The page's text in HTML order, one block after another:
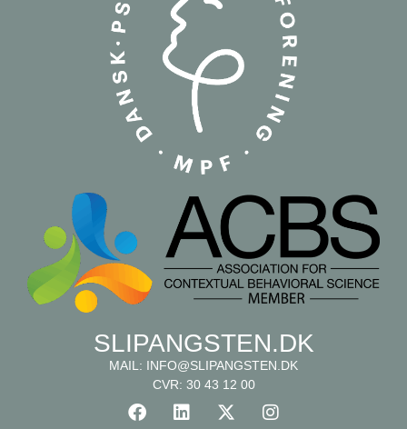
SLIPANGSTEN.DK
MAIL: INFO@SLIPANGSTEN.DK
CVR: 30 43 12 00